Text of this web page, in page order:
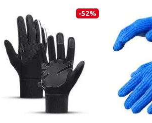
-52%